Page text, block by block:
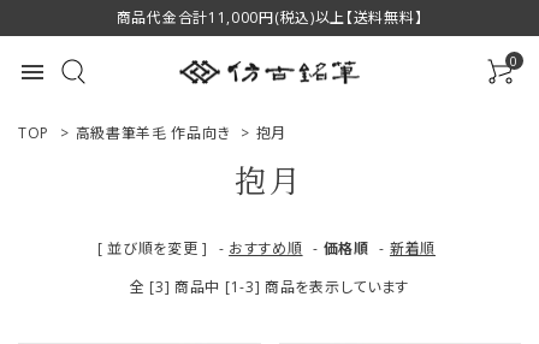
商品代金合計11,000円(税込)以上【送料無料】
menu 0
ACCOUNT MENU
TOP > 高級書筆羊毛 作品向き > 抱月
抱月
[ 並び順を変更 ] - おすすめ順 - 価格順 - 新着順
全 [3] 商品中 [1-3] 商品を表示しています